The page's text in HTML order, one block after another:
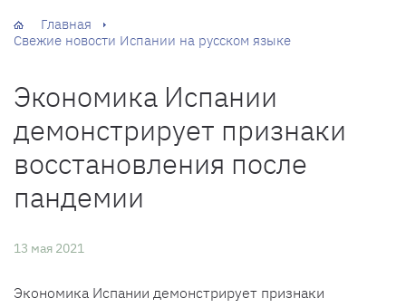
Главная
Свежие новости Испании на русском языке
Экономика Испании
демонстрирует признаки
восстановления после
пандемии
13 мая 2021
Экономика Испании демонстрирует признаки